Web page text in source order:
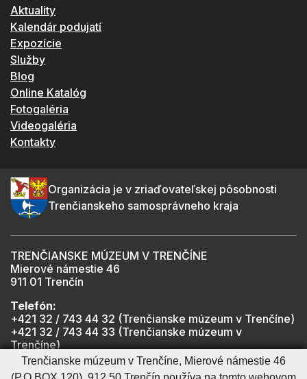
Aktuality
Kalendár podujatí
Expozície
Služby
Blog
Online Katalóg
Fotogaléria
Videogaléria
Kontakty
Organizácia je v zriaďovateľskej pôsobnosti
Trenčianskeho samosprávneho kraja
TRENČIANSKE MÚZEUM V TRENČÍNE
Mierové námestie 46
911 01 Trenčín
Telefón:
+421 32 / 743 44 32 (Trenčianske múzeum v Trenčíne)
+421 32 / 743 44 33 (Trenčianske múzeum v
Trenčíne)
+421 901 918 825 (Trenčiansky hrad - informátor -
počas otváracích hodín hradu)
Trenčianske múzeum v Trenčíne, Mierové námestie 46